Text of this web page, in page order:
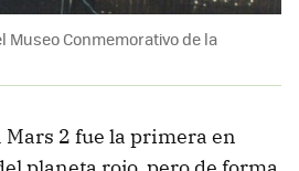
Museo Conmemorativo de la
2 fue la primera en